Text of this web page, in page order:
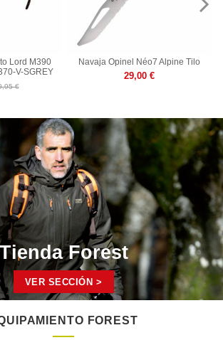
Lord M390
V-SGREY
€
Navaja Opinel Néo7 Alpine Tilo
29,00 €
Forest
VER SECCIÓN >
FOREST